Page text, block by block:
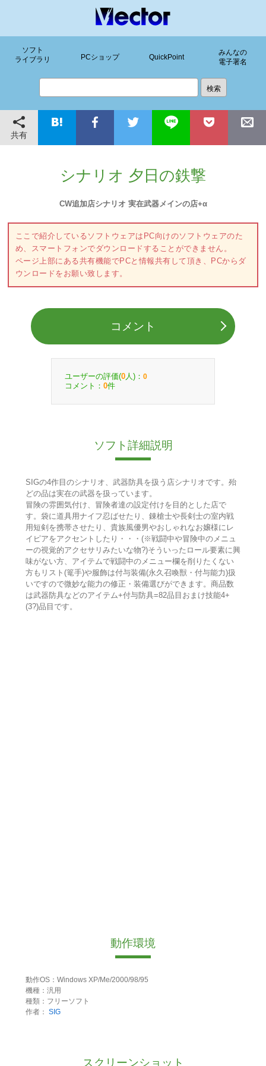
ソフト
ライブラリ
PCショップ QuickPoint
みんなの
電子署名
共有
シナリオ 夕日の鉄撃
CW追加店シナリオ 実在武器メインの店+α
ここで紹介しているソフトウェアはPC向けのソフトウェアのた
め、スマートフォンでダウンロードすることができません。
ページ上部にある共有機能でPCと情報共有して頂き、PCからダ
ウンロードをお願い致します。
コメント
ユーザーの評価(0 人)： 0
コメント： 0件
ソフト詳細説明
SIGの4作目のシナリオ、武器防具を扱う店シナリオです。殆
どの品は実在の武器を扱っています。
冒険の雰囲気付け、冒険者達の設定付けを目的とした店で
す。袋に道具用ナイフ忍ばせたり、錬槍士や長剣士の室内戦
用短剣を携帯させたり、貴族風優男やおしゃれなお嬢様にレ
イピアをアクセントしたり・・・(※戦闘中や冒険中のメニュ
ーの視覚的アクセサリみたいな物?)そういったロール要素に興
味がない方、アイテムで戦闘中のメニュー欄を削りたくない
方もリスト(篭手)や服飾は付与装備(永久召喚獣・付与能力)扱
いですので微妙な能力の修正・装備選びができます。商品数
は武器防具などのアイテム+付与防具=82品目おまけ技能4+
(3?)品目です。
動作環境
動作OS：Windows XP/Me/2000/98/95
機種：汎用
種類：フリーソフト
作者： SIG
スクリーンショット